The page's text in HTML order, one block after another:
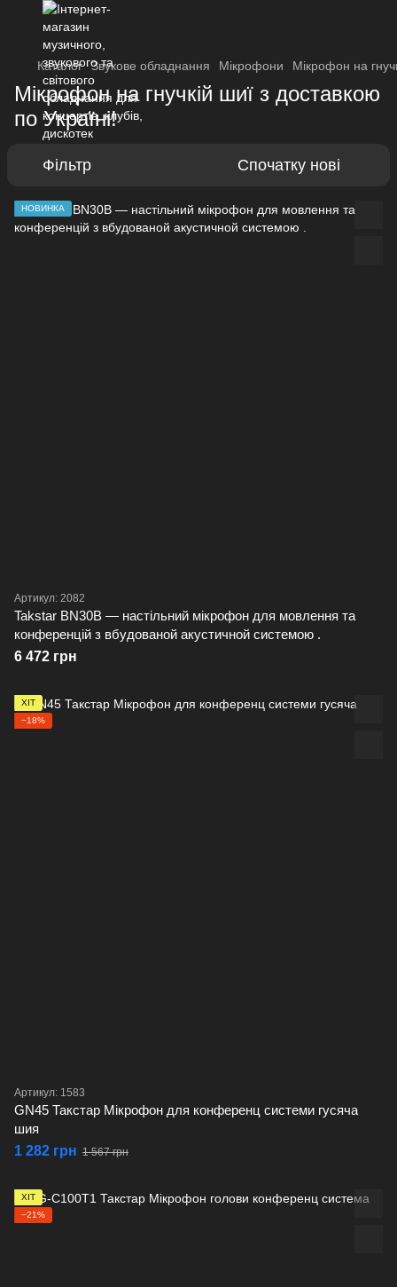
Каталог Звукове обладнання Мікрофони Мікрофон на
Мікрофон на гнучкій шиї з доставкою
по Україні!
Фільтр Спочатку нові
НОВИНКА
Артикул: 2082
Takstar BN30B — настільний мікрофон для мовлення та
конференцій з вбудованой акустичной системою .
6 472 грн
ХІТ
−18%
Артикул: 1583
GN45 Такстар Мікрофон для конференц системи гусяча
шия
1 282 грн 1 567 грн
ХІТ
−21%